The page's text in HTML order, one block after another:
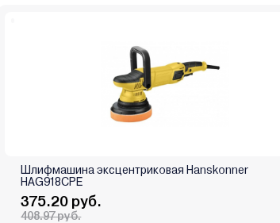
Шлифмашина эксцентриковая Hanskonner
HAG918CPE
375.20 руб.
408.97 руб.